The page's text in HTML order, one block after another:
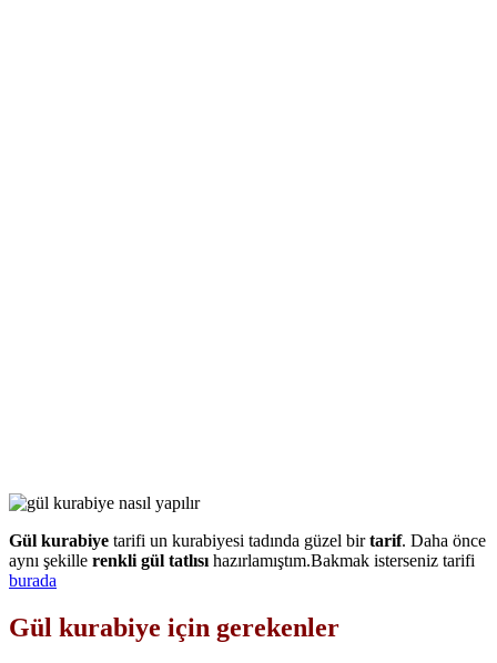
Gül kurabiye tarifi un kurabiyesi tadında güzel birtarif. Daha önce
aynı şekille renkli gül tatlısı hazırlamıştım.Bakmak isterseniz tarifi
burada
Gül kurabiye için gerekenler